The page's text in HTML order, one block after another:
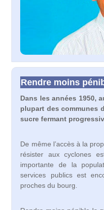
Rendre moins
Dans les années 1950,
plupart des communes
sucre fermant
De même l’accès à la
résister aux cyclones
importante de la
services publics est
proches du bourg.